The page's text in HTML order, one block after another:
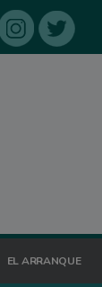
EL ARRANQUE